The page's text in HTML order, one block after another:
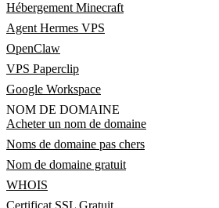
Hébergement Minecraft
Agent Hermes VPS
OpenClaw
VPS Paperclip
Google Workspace
NOM DE DOMAINE
Acheter un nom de domaine
Noms de domaine pas chers
Nom de domaine gratuit
WHOIS
Certificat SSL Gratuit